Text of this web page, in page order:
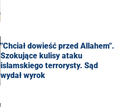
"Chciał dowieść przed Allahem".
Szokujące kulisy ataku
islamskiego terrorysty. Sąd
wydał wyrok